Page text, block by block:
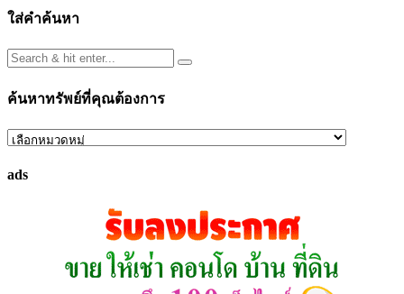
ใส่คำค้นหา
ค้นหาทรัพย์ที่คุณต้องการ
ค้นหา
ที่
ads